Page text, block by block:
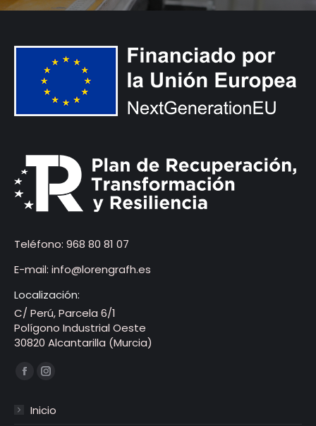
Teléfono: 968 80 81 07
E-mail: info@lorengrafh.es
Localización:
C/ Perú, Parcela 6/1
Polígono Industrial Oeste
30820 Alcantarilla (Murcia)
Encuéntranos en:
Facebook
se
Instagram
se
Inicio